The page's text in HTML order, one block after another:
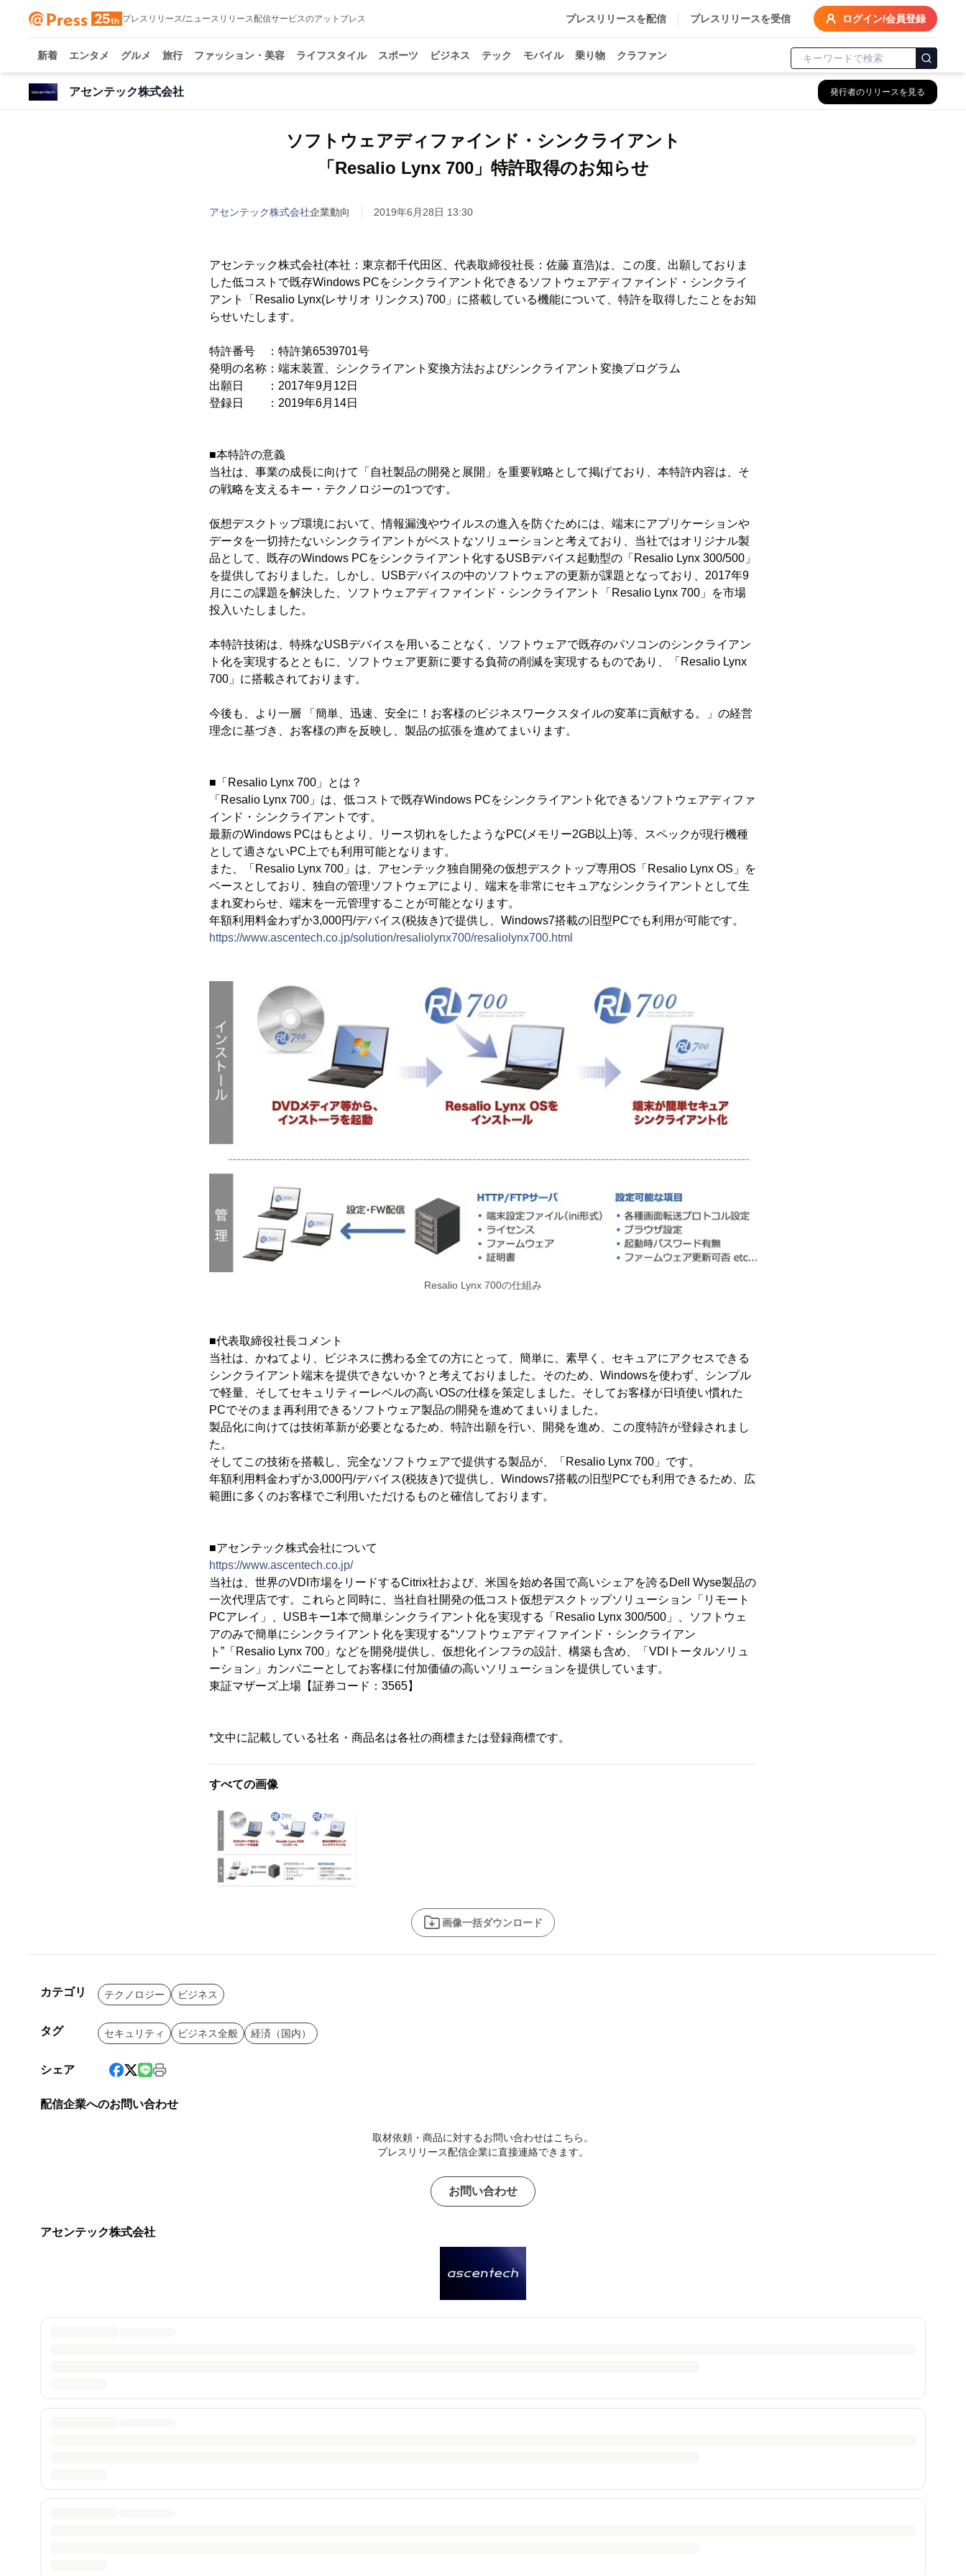
プレスリリース/ニュースリリース配信サービスのアットプレス プレスリリースを配信 プレスリリースを受信 ログイン/会員登録
新着 エンタメ グルメ 旅行 ファッション・美容 ライフスタイル スポーツ ビジネス テック モバイル 乗り物 クラファン
アセンテック株式会社 発行者のリリースを見る
ソフトウェアディファインド・シンクライアント
「Resalio Lynx 700」特許取得のお知らせ
アセンテック株式会社企業動向 2019年6月28日 13:30
アセンテック株式会社(本社：東京都千代田区、代表取締役社長：佐藤 直浩)は、この度、出願しておりま
した低コストで既存Windows PCをシンクライアント化できるソフトウェアディファインド・シンクライ
アント「Resalio Lynx(レサリオ リンクス) 700」に搭載している機能について、特許を取得したことをお知
らせいたします。
特許番号 ：特許第6539701号
発明の名称：端末装置、シンクライアント変換方法およびシンクライアント変換プログラム
出願日 ：2017年9月12日
登録日 ：2019年6月14日
■本特許の意義
当社は、事業の成長に向けて「自社製品の開発と展開」を重要戦略として掲げており、本特許内容は、そ
の戦略を支えるキー・テクノロジーの1つです。
仮想デスクトップ環境において、情報漏洩やウイルスの進入を防ぐためには、端末にアプリケーションや
データを一切持たないシンクライアントがベストなソリューションと考えており、当社ではオリジナル製
品として、既存のWindows PCをシンクライアント化するUSBデバイス起動型の「Resalio Lynx 300/500」
を提供しておりました。しかし、USBデバイスの中のソフトウェアの更新が課題となっており、2017年9
月にこの課題を解決した、ソフトウェアディファインド・シンクライアント「Resalio Lynx 700」を市場
投入いたしました。
本特許技術は、特殊なUSBデバイスを用いることなく、ソフトウェアで既存のパソコンのシンクライアン
ト化を実現するとともに、ソフトウェア更新に要する負荷の削減を実現するものであり、「Resalio Lynx
700」に搭載されております。
今後も、より一層 「簡単、迅速、安全に！お客様のビジネスワークスタイルの変革に貢献する。」の経営
理念に基づき、お客様の声を反映し、製品の拡張を進めてまいります。
■「Resalio Lynx 700」とは？
「Resalio Lynx 700」は、低コストで既存Windows PCをシンクライアント化できるソフトウェアディファ
インド・シンクライアントです。
最新のWindows PCはもとより、リース切れをしたようなPC(メモリー2GB以上)等、スペックが現行機種
として適さないPC上でも利用可能となります。
また、「Resalio Lynx 700」は、アセンテック独自開発の仮想デスクトップ専用OS「Resalio Lynx OS」を
ベースとしており、独自の管理ソフトウェアにより、端末を非常にセキュアなシンクライアントとして生
まれ変わらせ、端末を一元管理することが可能となります。
年額利用料金わずか3,000円/デバイス(税抜き)で提供し、Windows7搭載の旧型PCでも利用が可能です。
https://www.ascentech.co.jp/solution/resaliolynx700/resaliolynx700.html
Resalio Lynx 700の仕組み
■代表取締役社長コメント
当社は、かねてより、ビジネスに携わる全ての方にとって、簡単に、素早く、セキュアにアクセスできる
シンクライアント端末を提供できないか？と考えておりました。そのため、Windowsを使わず、シンプル
で軽量、そしてセキュリティーレベルの高いOSの仕様を策定しました。そしてお客様が日頃使い慣れた
PCでそのまま再利用できるソフトウェア製品の開発を進めてまいりました。
製品化に向けては技術革新が必要となるため、特許出願を行い、開発を進め、この度特許が登録されまし
た。
そしてこの技術を搭載し、完全なソフトウェアで提供する製品が、「Resalio Lynx 700」です。
年額利用料金わずか3,000円/デバイス(税抜き)で提供し、Windows7搭載の旧型PCでも利用できるため、広
範囲に多くのお客様でご利用いただけるものと確信しております。
■アセンテック株式会社について
https://www.ascentech.co.jp/
当社は、世界のVDI市場をリードするCitrix社および、米国を始め各国で高いシェアを誇るDell Wyse製品の
一次代理店です。これらと同時に、当社自社開発の低コスト仮想デスクトップソリューション「リモート
PCアレイ」、USBキー1本で簡単シンクライアント化を実現する「Resalio Lynx 300/500」、ソフトウェ
アのみで簡単にシンクライアント化を実現する“ソフトウェアディファインド・シンクライアン
ト”「Resalio Lynx 700」などを開発/提供し、仮想化インフラの設計、構築も含め、「VDIトータルソリュ
ーション」カンパニーとしてお客様に付加価値の高いソリューションを提供しています。
東証マザーズ上場【証券コード：3565】
*文中に記載している社名・商品名は各社の商標または登録商標です。
すべての画像
画像一括ダウンロード
カテゴリ テクノロジー ビジネス
タグ セキュリティ ビジネス全般 経済（国内）
シェア
配信企業へのお問い合わせ
取材依頼・商品に対するお問い合わせはこちら。
プレスリリース配信企業に直接連絡できます。
お問い合わせ
アセンテック株式会社